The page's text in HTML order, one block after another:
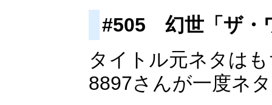
#505 幻世「ザ・
タイトル元ネタは
8897さんが一度ネ